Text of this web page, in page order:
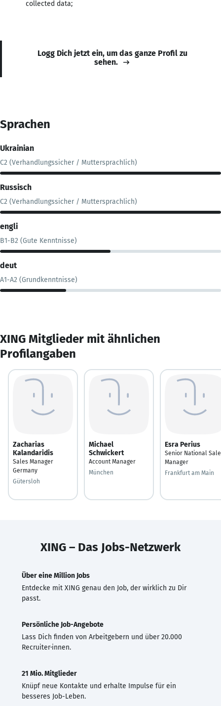
collected data;
Logg Dich jetzt ein, um das ganze Profil zu
sehen.
Sprachen
Ukrainian
C2 (Verhandlungssicher / Muttersprachlich)
Russisch
C2 (Verhandlungssicher / Muttersprachlich)
engli
B1-B2 (Gute Kenntnisse)
deut
A1-A2 (Grundkenntnisse)
XING Mitglieder mit ähnlichen
Profilangaben
Zacharias
Kalandaridis
Sales Manager
Germany
Gütersloh
Michael
Schwickert
Account Manager
München
Esra Perius
Senior National
Manager
Frankfurt am Main
XING – Das Jobs-Netzwerk
Über eine Million Jobs
Entdecke mit XING genau den Job, der wirklich zu Dir
passt.
Persönliche Job-Angebote
Lass Dich finden von Arbeitgebern und über 20.000
Recruiter·innen.
21 Mio. Mitglieder
Knüpf neue Kontakte und erhalte Impulse für ein
besseres Job-Leben.